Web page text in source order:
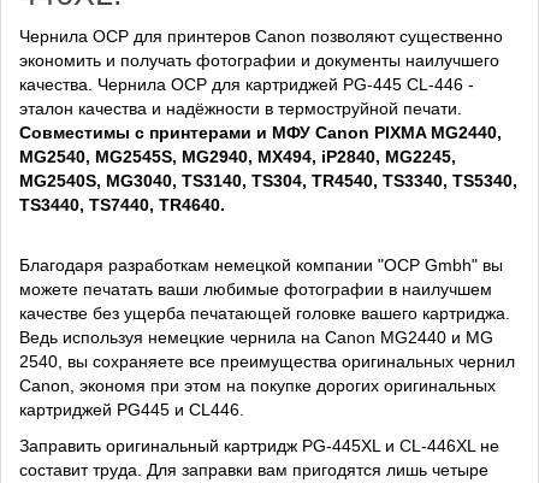
Чернила OCP для принтеров Canon позволяют существенно
экономить и получать фотографии и документы наилучшего
качества. Чернила OCP для картриджей PG-445 CL-446 -
эталон качества и надёжности в термоструйной печати.
Cовместимы с принтерами и МФУ Canon PIXMA MG2440,
MG2540, MG2545S, MG2940, MX494, iP2840, MG2245,
MG2540S, MG3040, TS3140, TS304, TR4540, TS3340, TS5340,
TS3440, TS7440, TR4640.
Благодаря разработкам немецкой компании "OCP Gmbh" вы
можете печатать ваши любимые фотографии в наилучшем
качестве без ущерба печатающей головке вашего картриджа.
Ведь используя немецкие чернила на Canon MG2440 и MG
2540, вы сохраняете все преимущества оригинальных чернил
Canon, экономя при этом на покупке дорогих оригинальных
картриджей PG445 и CL446.
Заправить оригинальный картридж PG-445XL и CL-446XL не
составит труда. Для заправки вам пригодятся лишь четыре